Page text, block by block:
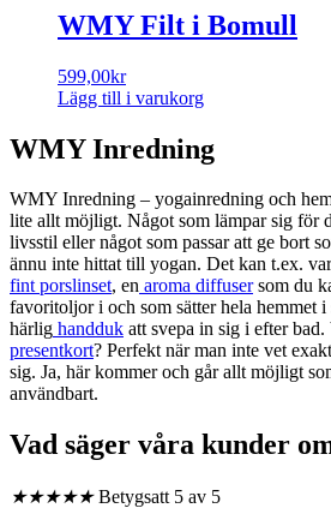
WMY Filt i Bomull
599,00kr
Lägg till i varukorg
WMY Inredning
WMY Inredning – yogainredning och
lite allt möjligt. Något som lämpar sig för
livsstil eller något som passar att ge bort
ännu inte hittat till yogan. Det kan t.ex.
fint porslinset, en aroma diffusersom du
favoritoljor i och som sätter hela hemmet
härlig handduk att svepa in sig i efter
presentkort? Perfekt när man inte vet
sig. Ja, här kommer och går allt möjligt
användbart.
Vad säger våra kunder
★★★★★ Betygsatt 5 av 5